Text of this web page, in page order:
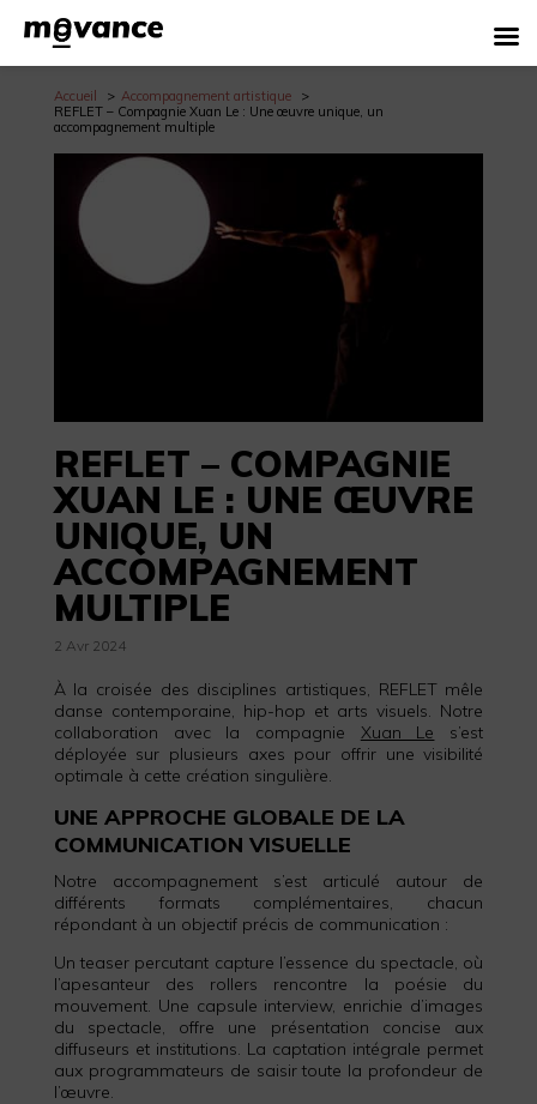
Accueil
Accompagnement artistique
REFLET – Compagnie Xuan Le : Une œuvre unique, un
accompagnement multiple
REFLET – COMPAGNIE
XUAN LE : UNE ŒUVRE
UNIQUE, UN
ACCOMPAGNEMENT
MULTIPLE
2 Avr 2024
À la croisée des disciplines artistiques, REFLET mêle
danse contemporaine, hip-hop et arts visuels. Notre
collaboration avec la compagnie Xuan Le s’est
déployée sur plusieurs axes pour offrir une visibilité
optimale à cette création singulière.
UNE APPROCHE GLOBALE DE LA
COMMUNICATION VISUELLE
Notre accompagnement s’est articulé autour de
différents formats complémentaires, chacun
répondant à un objectif précis de communication :
Un teaser percutant capture l’essence du spectacle, où
l’apesanteur des rollers rencontre la poésie du
mouvement. Une capsule interview, enrichie d’images
du spectacle, offre une présentation concise aux
diffuseurs et institutions. La captation intégrale permet
aux programmateurs de saisir toute la profondeur de
l’œuvre.